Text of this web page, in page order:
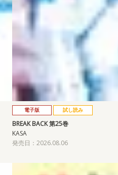
電子版 試し読み
BREAK BACK 第25巻
KASA
発売日：2026.08.06